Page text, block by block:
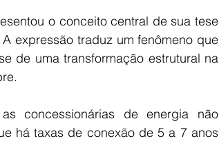
o conceito central de sua tese
expressão traduz um fenômeno que
de uma transformação estrutural na
concessionárias de energia não
há taxas de conexão de 5 a 7 anos